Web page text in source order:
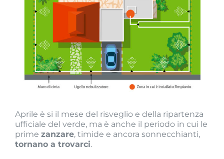
Aprile è si il mese del risveglio e della ripartenza
ufficiale del verde, ma è anche il periodo in cui le
prime zanzare, timide e ancora sonnecchianti,
tornano a trovarci.